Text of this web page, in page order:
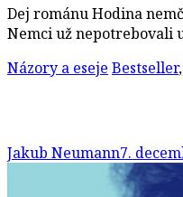
Dej románu Hodina
Nemci už nepotrebovali
Názory a eseje Bestseller,
Jakub Neumann7.